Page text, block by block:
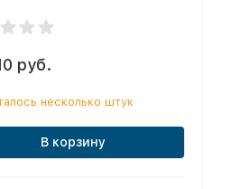
руб.
несколько штук
В корзину